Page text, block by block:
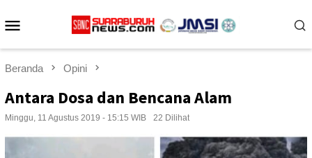
ke
Beranda Opini
Antara Dosa dan Bencana Alam
Minggu, 11 Agustus 2019 - 15:15 WIB 22 Dilihat